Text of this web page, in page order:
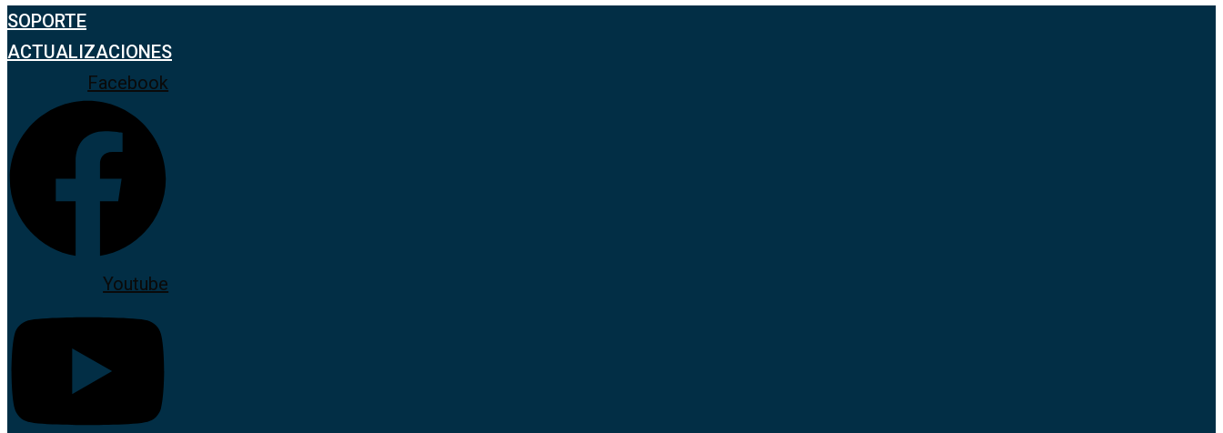
SOPORTE
ACTUALIZACIONES
Facebook
Youtube